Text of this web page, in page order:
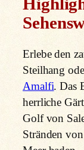
Erlebe den
Steilhang
Amalfi. Das
herrliche
Golf von
Stränden von